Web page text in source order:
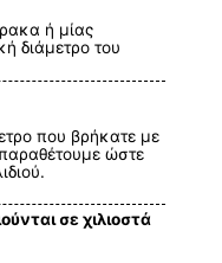
ή μίας
διάμετρο του
που βρήκατε με
ώστε
σε χιλιοστά